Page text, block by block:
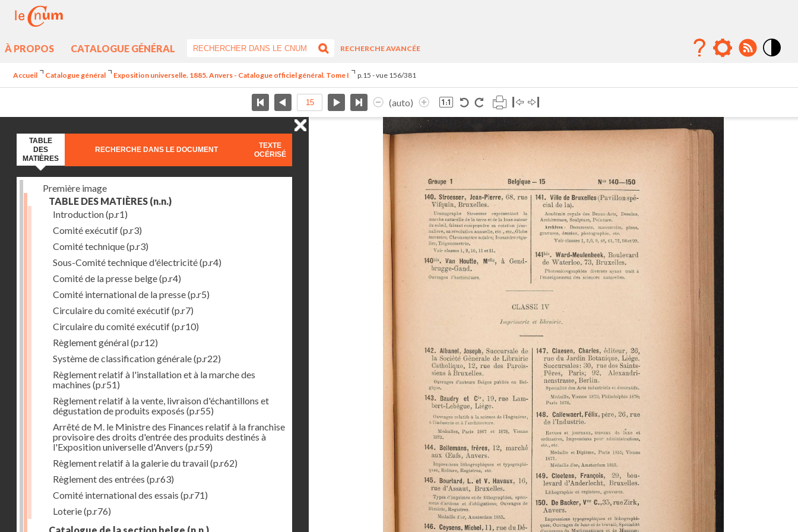
À PROPOS CATALOGUE GÉNÉRAL
RECHERCHE AVANCÉE
Accueil Catalogue général Exposition universelle. 1885. Anvers - Catalogue officiel général. Tome I p.15 - vue 156/381
(auto)
TABLE
DES
MATIÈRES
RECHERCHE DANS LE DOCUMENT
TEXTE
OCÉRISÉ
Première image
TABLE DES MATIÈRES (n.n.)
Introduction(p.r1)
Comité exécutif(p.r3)
Comité technique(p.r3)
Sous-Comité technique d'électricité(p.r4)
Comité de la presse belge(p.r4)
Comité international de la presse(p.r5)
Circulaire du comité exécutif(p.r7)
Circulaire du comité exécutif(p.r10)
Règlement général(p.r12)
Système de classification générale(p.r22)
Règlement relatif à l'installation et à la marche des
machines (p.r51)
Règlement relatif à la vente, livraison d'échantillons et
dégustation de produits exposés (p.r55)
Arrêté de M. le Ministre des Finances relatif à la franchise
provisoire des droits d'entrée des produits destinés à
l'Exposition universelle d'Anvers (p.r59)
Règlement relatif à la galerie du travail(p.r62)
Règlement des entrées (p.r63)
Comité international des essais (p.r71)
Loterie(p.r76)